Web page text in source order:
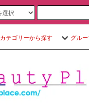
カテゴリーから探す グル